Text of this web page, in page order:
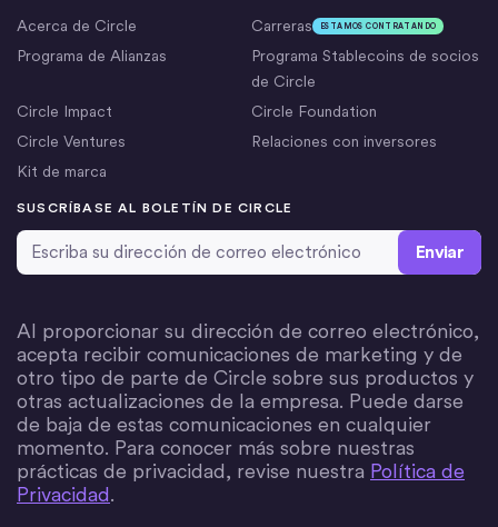
Acerca de Circle Carreras ESTAMOS CONTRATANDO
Programa de Alianzas
Programa Stablecoins de socios
de Circle
Circle Impact
Circle Foundation
Circle Ventures
Relaciones con inversores
Kit de marca
SUSCRÍBASE AL BOLETÍN DE CIRCLE
Dirección de correo electrónico
Al proporcionar su dirección de correo electrónico,
acepta recibir comunicaciones de marketing y de
otro tipo de parte de Circle sobre sus productos y
otras actualizaciones de la empresa. Puede darse
de baja de estas comunicaciones en cualquier
momento. Para conocer más sobre nuestras
prácticas de privacidad, revise nuestra Política de
Privacidad.